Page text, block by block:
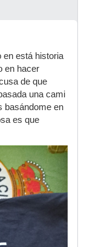
en está historia
en hacer
de que
una cami
basándome en
es que